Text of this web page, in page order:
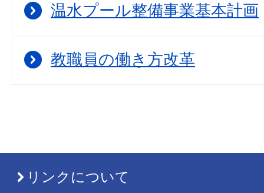
温水プール整備事業基本計画
教職員の働き方改革
リンクについて